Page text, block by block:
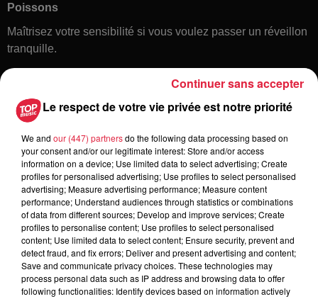
Poissons
Maîtrisez votre sensibilité si vous voulez passer un réveillon
tranquille.
Toute l'actu
6 août 2026
À Hoerdt, de l’eau brune sort des
robinets
Le respect de votre vie privée est notre priorité
We and our (447) partnersdo the following data processing based on
your consent and/or our legitimate interest: Store and/or access
information on a device; Use limited data to select advertising; Create
profiles for personalised advertising; Use profiles to select personalised
advertising; Measure advertising performance; Measure content
performance; Understand audiences through statistics or combinations
of data from different sources; Develop and improve services; Create
profiles to personalise content; Use profiles to select personalised
content; Use limited data to select content; Ensure security, prevent and
detect fraud, and fix errors; Deliver and present advertising and content;
Save and communicate privacy choices. These technologies may
process personal data such as IP address and browsing data to offer
following functionalities: Identify devices based on information actively
Continuer sans accepter